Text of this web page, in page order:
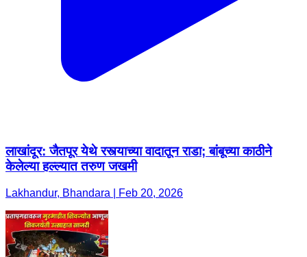
लाखांदूर: जैतपूर येथे रस्त्याच्या वादातून राडा; बांबूच्या काठीने
केलेल्या हल्ल्यात तरुण जखमी
Lakhandur, Bhandara | Feb 20, 2026